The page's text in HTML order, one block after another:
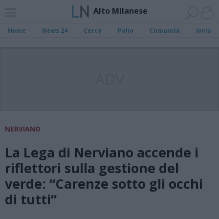
Alto Milanese
Home News 24 Cerca Palio Comunità Invia
NERVIANO
La Lega di Nerviano accende i
riflettori sulla gestione del
verde: “Carenze sotto gli occhi
di tutti”